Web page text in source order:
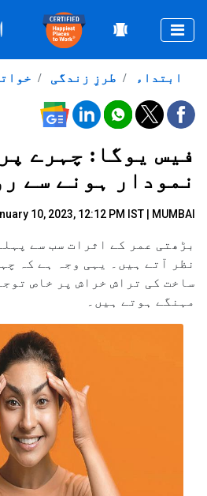
طرزِ زندگی ابتداء
فیس یوگا: چہرے
نمودار ہونے سے
10, 2023, 12:12 PM IST | MUMBAI
بڑھتی عمر کے اثرات سب سے
نظر آتے ہیں۔ یہی وجہ ہے کہ
ساخت کی تراش خراش پر خاص
مہنگے ہوتے ہیں۔